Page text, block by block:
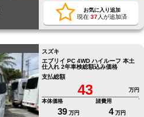
お気に入り追加
現在 37人が追加済
スズキ
エブリイ PC 4WD ハイルーフ 本土
仕入れ 2年車検総額込み価格
支払総額
43
万円
本体価格
39 万円
諸費用
4 万円